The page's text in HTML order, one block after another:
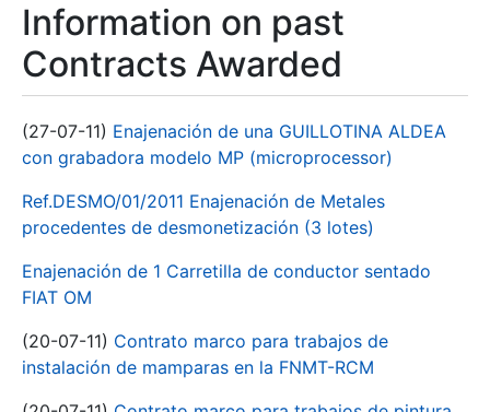
Information on past
Contracts Awarded
(27-07-11) Enajenación de una GUILLOTINA ALDEA
con grabadora modelo MP (microprocessor)
Ref.DESMO/01/2011 Enajenación de Metales
procedentes de desmonetización (3 lotes)
Enajenación de 1 Carretilla de conductor sentado
FIAT OM
(20-07-11) Contrato marco para trabajos de
instalación de mamparas en la FNMT-RCM